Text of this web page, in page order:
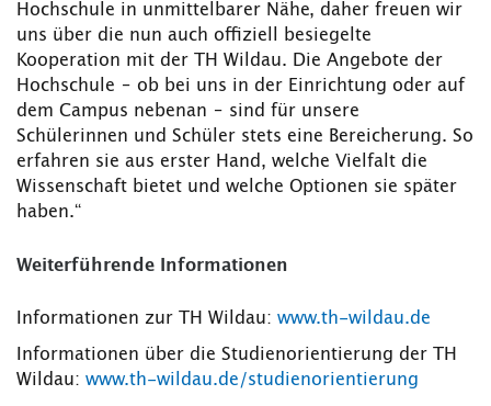
Hochschule in unmittelbarer Nähe, daher freuen wir
uns über die nun auch offiziell besiegelte
Kooperation mit der TH Wildau. Die Angebote der
Hochschule – ob bei uns in der Einrichtung oder auf
dem Campus nebenan – sind für unsere
Schülerinnen und Schüler stets eine Bereicherung. So
erfahren sie aus erster Hand, welche Vielfalt die
Wissenschaft bietet und welche Optionen sie später
haben.“
Weiterführende Informationen
Informationen zur TH Wildau: www.th-wildau.de
Informationen über die Studienorientierung der TH
Wildau: www.th-wildau.de/studienorientierung